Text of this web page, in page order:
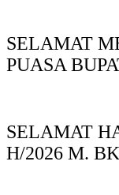
SELAMAT
PUASA
SELAMAT
H/2026 M.